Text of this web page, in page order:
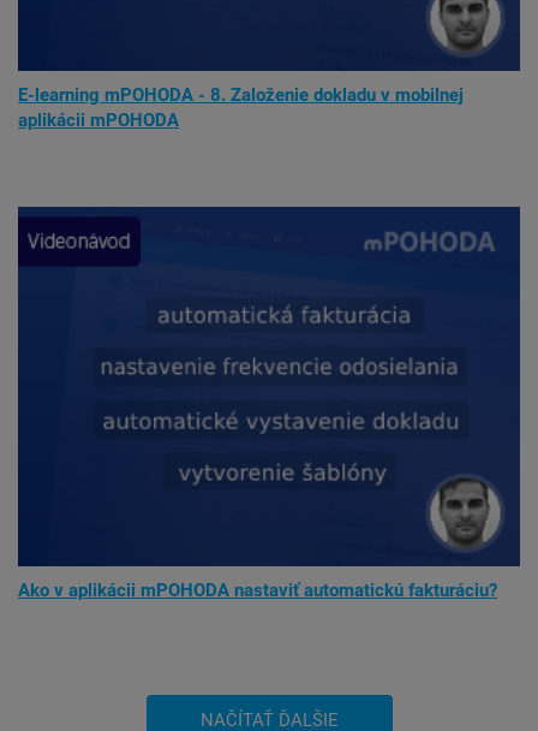
E-learning mPOHODA - 8. Založenie dokladu v mobilnej
aplikácii mPOHODA
Ako v aplikácii mPOHODA nastaviť automatickú fakturáciu?